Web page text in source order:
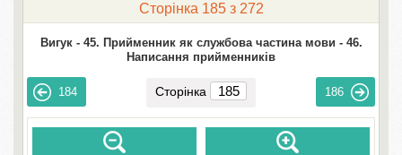
Сторінка 185 з 272
Вигук - 45. Прийменник як службова частина мови - 46.
Написання прийменників
184 Сторінка 186